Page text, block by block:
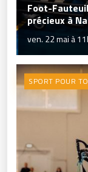
Foot-
précieux à
ven. 22 mai à
SPORT POUR